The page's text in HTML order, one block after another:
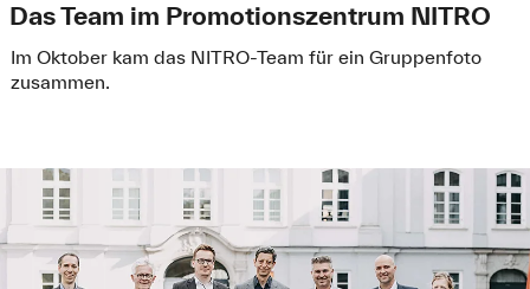
Das Team im Promotionszentrum NITRO
Im Oktober kam das NITRO-Team für ein Gruppenfoto
zusammen.